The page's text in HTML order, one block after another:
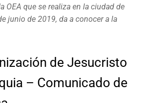
OEA que se realiza en la ciudad de
junio de 2019, da a conocer a la
de Jesucristo
– Comunicado de